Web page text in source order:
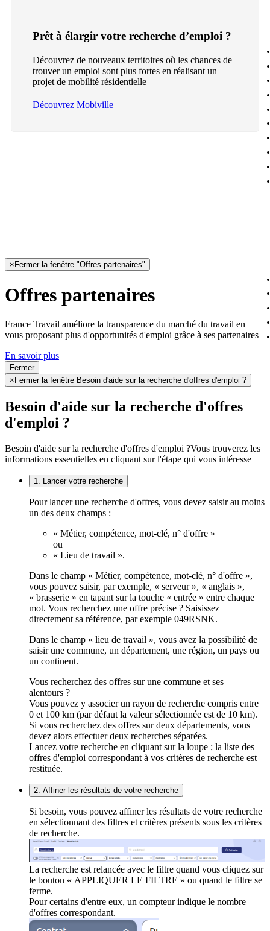
Prêt à élargir votre recherche d’emploi ?
Découvrez de nouveaux territoires où les chances de
trouver un emploi sont plus fortes en réalisant un
projet de mobilité résidentielle
Découvrez Mobiville
× Fermer la fenêtre "Offres partenaires"
Offres partenaires
France Travail améliore la transparence du marché du travail en
vous proposant plus d'opportunités d'emploi grâce à ses partenaires
En savoir plus
Fermer
× Fermer la fenêtre Besoin d'aide sur la recherche d'offres d'emploi ?
Besoin d'aide sur la recherche d'offres
d'emploi ?
Besoin d'aide sur la recherche d'offres d'emploi ?Vous trouverez les
informations essentielles en cliquant sur l'étape qui vous intéresse
1. Lancer votre recherche
Pour lancer une recherche d'offres, vous devez saisir au moins
un des deux champs :
« Métier, compétence, mot-clé, n° d'offre »
ou
« Lieu de travail ».
Dans le champ « Métier, compétence, mot-clé, n° d'offre »,
vous pouvez saisir, par exemple, « serveur », « anglais »,
« brasserie » en tapant sur la touche « entrée » entre chaque
mot. Vous recherchez une offre précise ? Saisissez
directement sa référence, par exemple 049RSNK.
Dans le champ « lieu de travail », vous avez la possibilité de
saisir une commune, un département, une région, un pays ou
un continent.
Vous recherchez des offres sur une commune et ses
alentours ?
Vous pouvez y associer un rayon de recherche compris entre
0 et 100 km (par défaut la valeur sélectionnée est de 10 km).
Si vous recherchez des offres sur deux départements, vous
devez alors effectuer deux recherches séparées.
Lancez votre recherche en cliquant sur la loupe ; la liste des
offres d'emploi correspondant à vos critères de recherche est
restituée.
2. Affiner les résultats de votre recherche
Si besoin, vous pouvez affiner les résultats de votre recherche
en sélectionnant des filtres et critères présents sous les critères
de recherche.
La recherche est relancée avec le filtre quand vous cliquez sur
le bouton « APPLIQUER LE FILTRE » ou quand le filtre se
ferme.
Pour certains d'entre eux, un compteur indique le nombre
d'offres correspondant.